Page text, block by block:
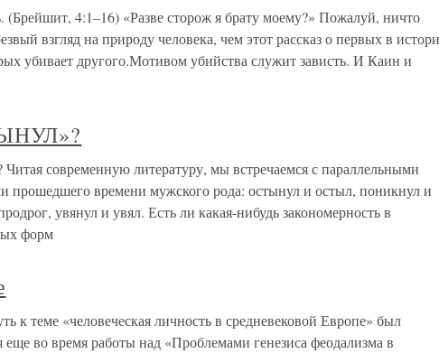
(Брейшит, 4:1–16) «Разве сторож я брату моему?» Пожалуй, ничто
взгляд на природу человека, чем этот рассказ о первых в
убивает другого.Мотивом убийства служит зависть. И Каин и
современную литературу, мы встречаемся с параллельными
прошедшего времени мужского рода: остынул и остыл, поникнул и
увянул и увял. Есть ли какая-нибудь закономерность в
форм
к теме «человеческая личность в средневековой Европе» был
во время работы над «Проблемами генезиса феодализма в